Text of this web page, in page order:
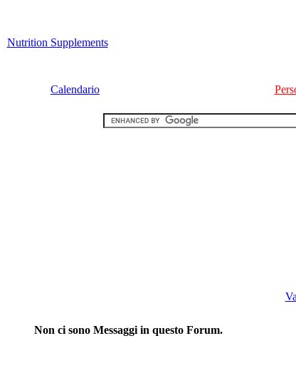
Nutrition Supplements
Calendario
Non ci sono Messaggi in questo Forum.